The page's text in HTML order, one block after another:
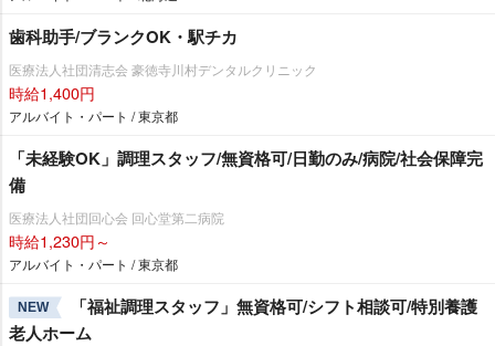
歯科助手/ブランクOK・駅チカ
医療法人社団清志会 豪徳寺川村デンタルクリニック
時給1,400円
アルバイト・パート / 東京都
「未経験OK」調理スタッフ/無資格可/日勤のみ/病院/社会保障完
備
医療法人社団回心会 回心堂第二病院
時給1,230円～
アルバイト・パート / 東京都
NEW
「福祉調理スタッフ」無資格可/シフト相談可/特別養護
老人ホーム